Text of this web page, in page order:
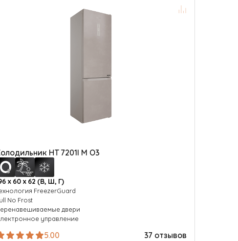
HT 7201I M O3
х 60 х 62 (В, Ш, Г)
FreezerGuard
No Frost
двери
управление
5.00 37 отзывов